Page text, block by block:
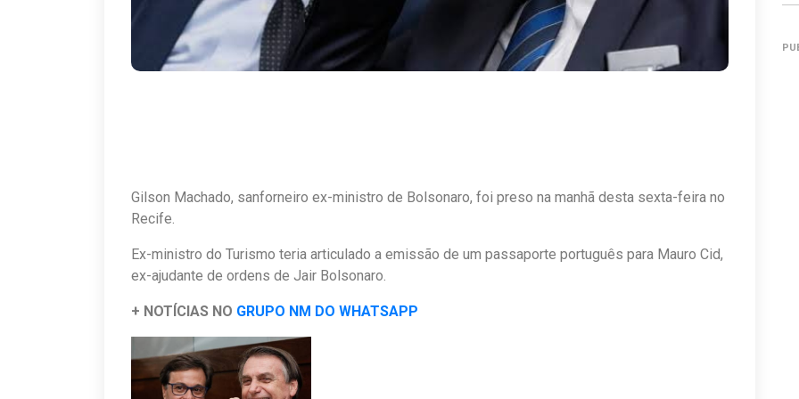
Gilson Machado, sanforneiro ex-ministro de Bolsonaro, foi preso na manhã desta sexta-feira no
Recife.
Ex-ministro do Turismo teria articulado a emissão de um passaporte português para Mauro Cid,
ex-ajudante de ordens de Jair Bolsonaro.
+ NOTÍCIAS NO GRUPO NM DO WHATSAPP